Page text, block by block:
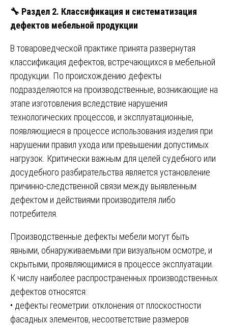
🔧 Раздел 2. Классификация и систематизация
дефектов мебельной продукции
В товароведческой практике принята развернутая
классификация дефектов, встречающихся в мебельной
продукции. По происхождению дефекты
подразделяются на производственные, возникающие на
этапе изготовления вследствие нарушения
технологических процессов, и эксплуатационные,
появляющиеся в процессе использования изделия при
нарушении правил ухода или превышении допустимых
нагрузок. Критически важным для целей судебного или
досудебного разбирательства является установление
причинно-следственной связи между выявленным
дефектом и действиями производителя либо
потребителя.
Производственные дефекты мебели могут быть
явными, обнаруживаемыми при визуальном осмотре, и
скрытыми, проявляющимися в процессе эксплуатации.
К числу наиболее распространенных производственных
дефектов относятся:
• дефекты геометрии: отклонения от плоскостности
фасадных элементов, несоответствие размеров